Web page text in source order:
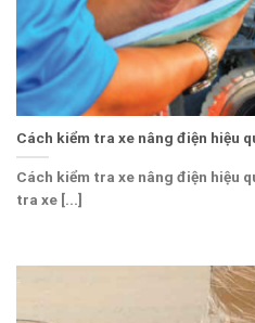
Cách kiểm tra xe nâng điện hiệu
Cách kiểm tra xe nâng điện hiệu
tra xe [...]